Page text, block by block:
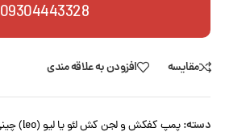
09304443328
مقایسه افزودن به علاقه مندی
دسته: پمپ کفکش و لجن کش لئو یا لیو (leo) چینی